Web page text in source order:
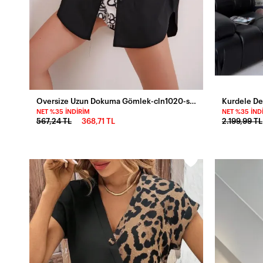
NET %35 İNDIRIM
567,24 TL 368,71 TL
Kurdele
NET %35
2.199,99 TL